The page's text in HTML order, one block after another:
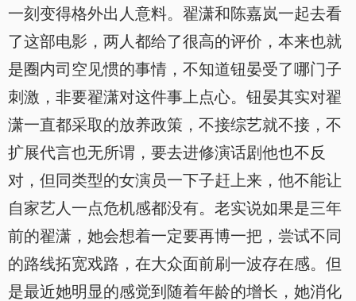
一刻变得格外出人意料。翟潇和陈嘉岚一起去看
了这部电影，两人都给了很高的评价，本来也就
是圈内司空见惯的事情，不知道钮晏受了哪门子
刺激，非要翟潇对这件事上点心。钮晏其实对翟
潇一直都采取的放养政策，不接综艺就不接，不
扩展代言也无所谓，要去进修演话剧他也不反
对，但同类型的女演员一下子赶上来，他不能让
自家艺人一点危机感都没有。老实说如果是三年
前的翟潇，她会想着一定要再博一把，尝试不同
的路线拓宽戏路，在大众面前刷一波存在感。但
是最近她明显的感觉到随着年龄的增长，她消化